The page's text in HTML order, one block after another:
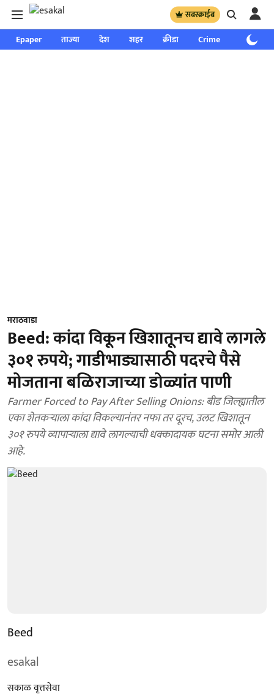
सबस्क्राईब
Epaper ताज्या देश शहर क्रीडा Crime साप्ताहिक
मराठवाडा
Beed: कांदा विकून खिशातूनच द्यावे लागले
३०१ रुपये; गाडीभाड्यासाठी पदरचे पैसे
मोजताना बळिराजाच्या डोळ्यांत पाणी
Farmer Forced to Pay After Selling Onions: बीड जिल्ह्यातील
एका शेतकऱ्याला कांदा विकल्यानंतर नफा तर दूरच, उलट खिशातून
३०१ रुपये व्यापाऱ्याला द्यावे लागल्याची धक्कादायक घटना समोर आली
आहे.
Beed
esakal
सकाळ वृत्तसेवा